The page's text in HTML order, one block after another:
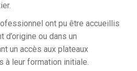
ont pu être accueillis
ou dans un
un accès aux plateaux
à leur formation initiale.